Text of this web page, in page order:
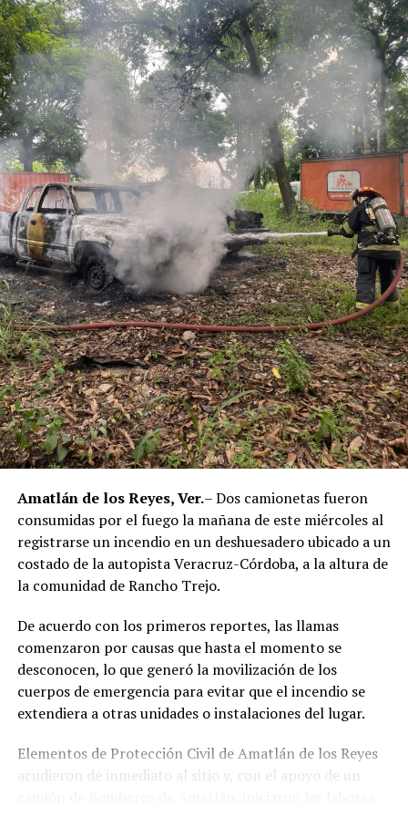
Diego “N”, Lauro Arturo “N”, Dana Natalia “N” y
Bonifacio “N”, imponiéndoles una pena de cuatro años y
nueve meses de prisión.
Los ahora sentenciados formaban parte de la Policía
Municipal de Coscomatepec durante la administración
del alcalde de Movimiento Ciudadano, Armando Reyes
Muñoz, y permanecerán recluidos en el Centro de
Reinserción Social de Mediana Seguridad de La Toma, en
Amatlán de los Reyes, donde cumplirán la condena.
Aunque durante el operativo fueron detenidos siete
policías municipales, la sentencia dada a conocer
corresponde únicamente a seis de ellos. Hasta el
momento, las autoridades no han informado la situación
jurídica del séptimo implicado.
El caso evidenció presuntas irregularidades dentro de la
corporación policiaca y motivó la intervención de
autoridades estatales y federales, en un contexto de
reforzamiento de las investigaciones contra servidores
públicos relacionados con actividades ilícitas en la
La sentencia representa uno de los primeros fallos
derivados de aquel operativo y confirma la
responsabilidad penal de los exuniformados por delitos
relacionados con la posesión de droga y el
públicos.
Amatlán de los Reyes, Ver.– Dos camionetas fueron
consumidas por el fuego la mañana de este miércoles al
registrarse un incendio en un deshuesadero ubicado a un
costado de la autopista Veracruz-Córdoba, a la altura de
la comunidad de Rancho Trejo.
De acuerdo con los primeros reportes, las llamas
comenzaron por causas que hasta el momento se
desconocen, lo que generó la movilización de los
cuerpos de emergencia para evitar que el incendio se
extendiera a otras unidades o instalaciones del lugar.
Elementos de Protección Civil de Amatlán de los Reyes
acudieron de inmediato al sitio y, con el apoyo de un